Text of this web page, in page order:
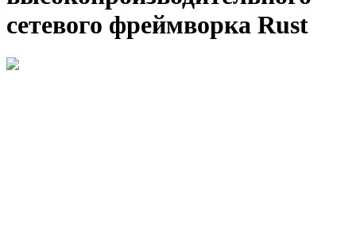
сетевого фреймворка Rust